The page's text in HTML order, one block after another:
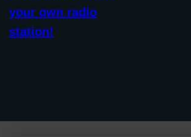
your own radio
station!